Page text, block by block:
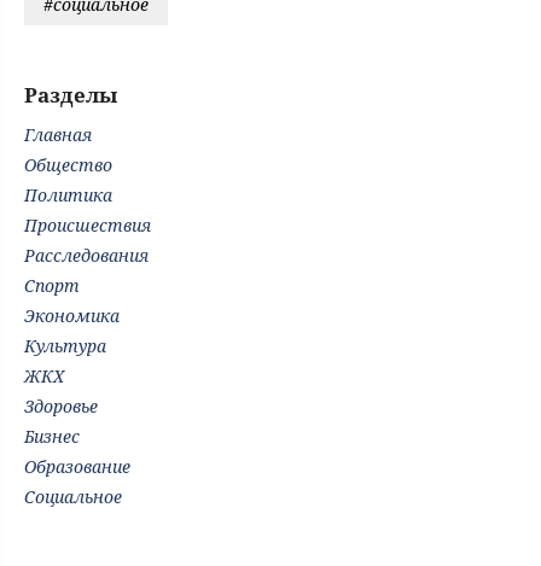
#социальное
Разделы
Главная
Общество
Политика
Происшествия
Расследования
Спорт
Экономика
Культура
ЖКХ
Здоровье
Бизнес
Образование
Социальное